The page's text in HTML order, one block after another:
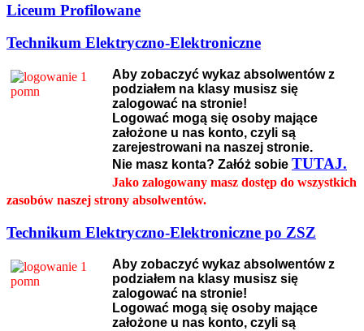
Liceum Profilowane
Technikum Elektryczno-Elektroniczne
Aby zobaczyć wykaz absolwentów z
podziałem na klasy musisz się
zalogować na stronie!
Logować mogą się osoby mające
założone u nas konto, czyli są
zarejestrowani na naszej stronie.
Nie masz konta? Załóż sobie TUTAJ.
Jako zalogowany masz dostęp do wszystkich
zasobów naszej strony absolwentów.
Technikum Elektryczno-Elektroniczne po ZSZ
Aby zobaczyć wykaz absolwentów z
podziałem na klasy musisz się
zalogować na stronie!
Logować mogą się osoby mające
założone u nas konto, czyli są